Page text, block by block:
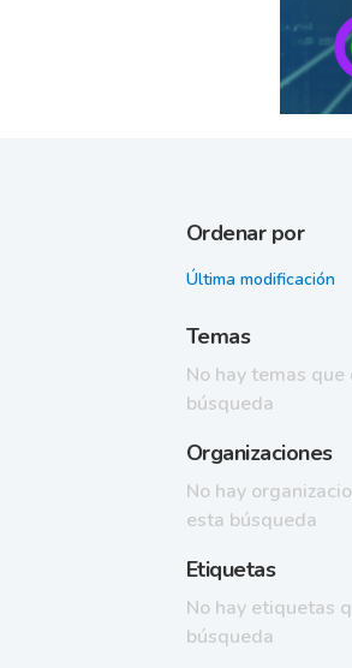
Ordenar por
Temas
No hay temas
búsqueda
Organizaciones
No hay
esta búsqueda
Etiquetas
No hay etiquetas
búsqueda